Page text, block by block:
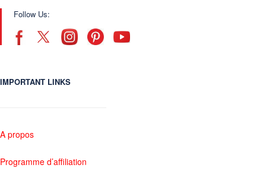
Follow Us:
IMPORTANT LINKS
A propos
Programme d’affiliation